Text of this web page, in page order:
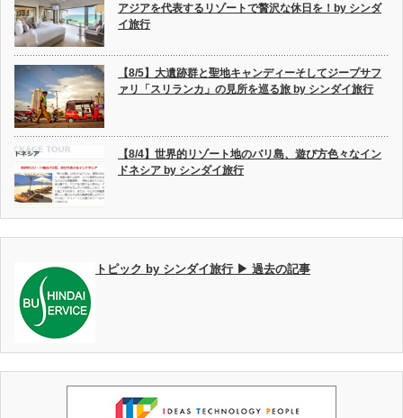
アジアを代表するリゾートで贅沢な休日を！by シンダ
イ旅行
【8/5】大遺跡群と聖地キャンディーそしてジープサフ
ァリ「スリランカ」の見所を巡る旅 by シンダイ旅行
【8/4】世界的リゾート地のバリ島、遊び方色々なイン
ドネシア by シンダイ旅行
トピック by シンダイ旅行 ▶ 過去の記事